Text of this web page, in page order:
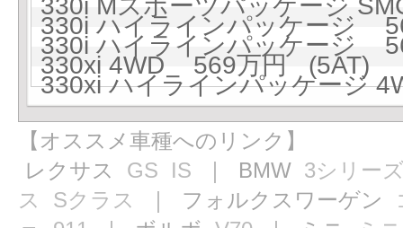
330i ハイラインパッケージ
330i ハイラインパッケージ
330xi 4WD 569万円 (5AT)
330xi ハイラインパッケージ
【オススメ車種へのリンク】
レクサス GS IS ｜ BMW 3シリー
ス
Sクラス ｜ フォルクスワーゲン